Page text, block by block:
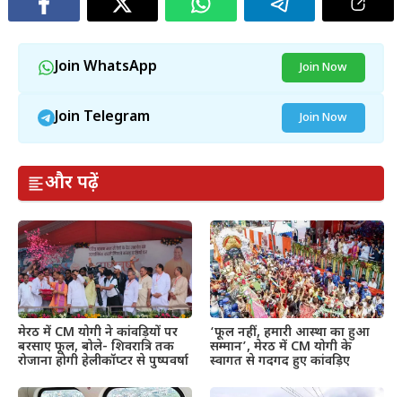
Join WhatsApp Join Now
Join Telegram Join Now
और पढ़ें
मेरठ में CM योगी ने कांवड़ियों पर
बरसाए फूल, बोले- शिवरात्रि तक
रोजाना होगी हेलीकॉप्टर से पुष्पवर्षा
‘फूल नहीं, हमारी आस्था का हुआ
सम्मान’, मेरठ में CM योगी के
स्वागत से गदगद हुए कांवड़िए